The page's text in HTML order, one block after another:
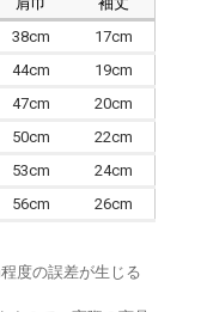
38cm
17cm
44cm
19cm
47cm
20cm
50cm
22cm
53cm
24cm
56cm 26cm
度の誤差が生じる